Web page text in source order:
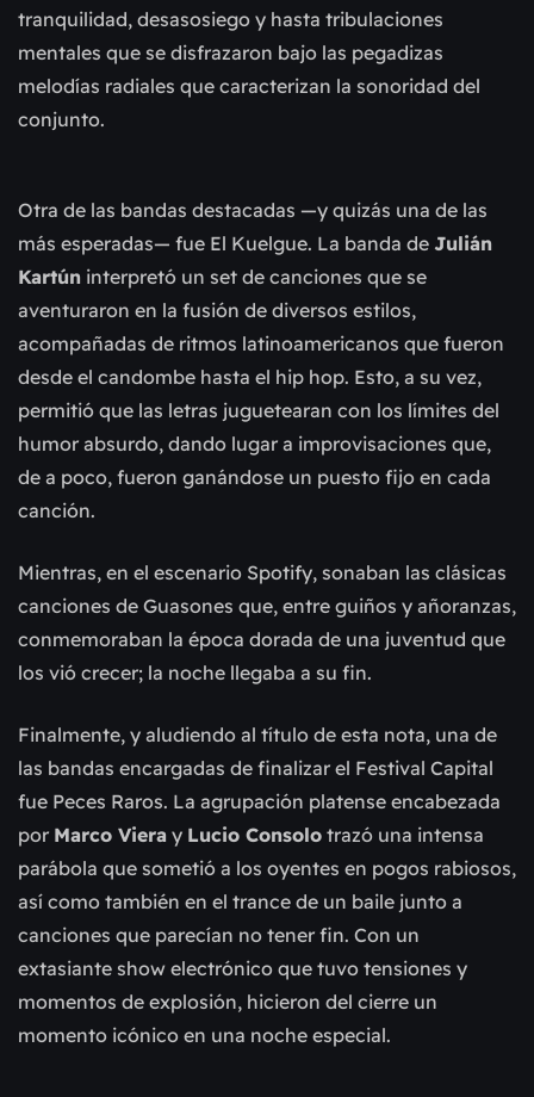
tranquilidad, desasosiego y hasta tribulaciones
mentales que se disfrazaron bajo las pegadizas
melodías radiales que caracterizan la sonoridad del
conjunto.
Otra de las bandas destacadas —y quizás una de las
más esperadas— fue El Kuelgue. La banda de Julián
Kartún interpretó un set de canciones que se
aventuraron en la fusión de diversos estilos,
acompañadas de ritmos latinoamericanos que fueron
desde el candombe hasta el hip hop. Esto, a su vez,
permitió que las letras juguetearan con los límites del
humor absurdo, dando lugar a improvisaciones que,
de a poco, fueron ganándose un puesto fijo en cada
canción.
Mientras, en el escenario Spotify, sonaban las clásicas
canciones de Guasones que, entre guiños y añoranzas,
conmemoraban la época dorada de una juventud que
los vió crecer; la noche llegaba a su fin.
Finalmente, y aludiendo al título de esta nota, una de
las bandas encargadas de finalizar el Festival Capital
fue Peces Raros. La agrupación platense encabezada
por Marco Viera y Lucio Consolo trazó una intensa
parábola que sometió a los oyentes en pogos rabiosos,
así como también en el trance de un baile junto a
canciones que parecían no tener fin. Con un
extasiante show electrónico que tuvo tensiones y
momentos de explosión, hicieron del cierre un
momento icónico en una noche especial.